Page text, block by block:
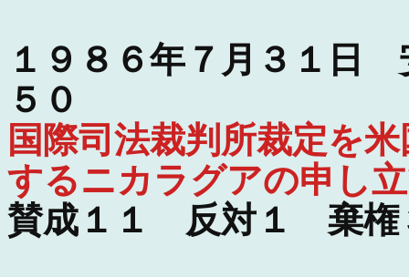
１９８６年７月３１日
５０
国際司法裁判所裁定を
するニカラグアの申し
賛成１１ 反対１ 棄権